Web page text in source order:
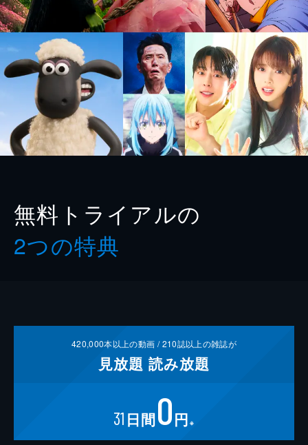
無料トライアルの
2つの特典
420,000本以上の動画 /210誌以上の雑誌が
見放題 読み放題
31 日間0円 ※